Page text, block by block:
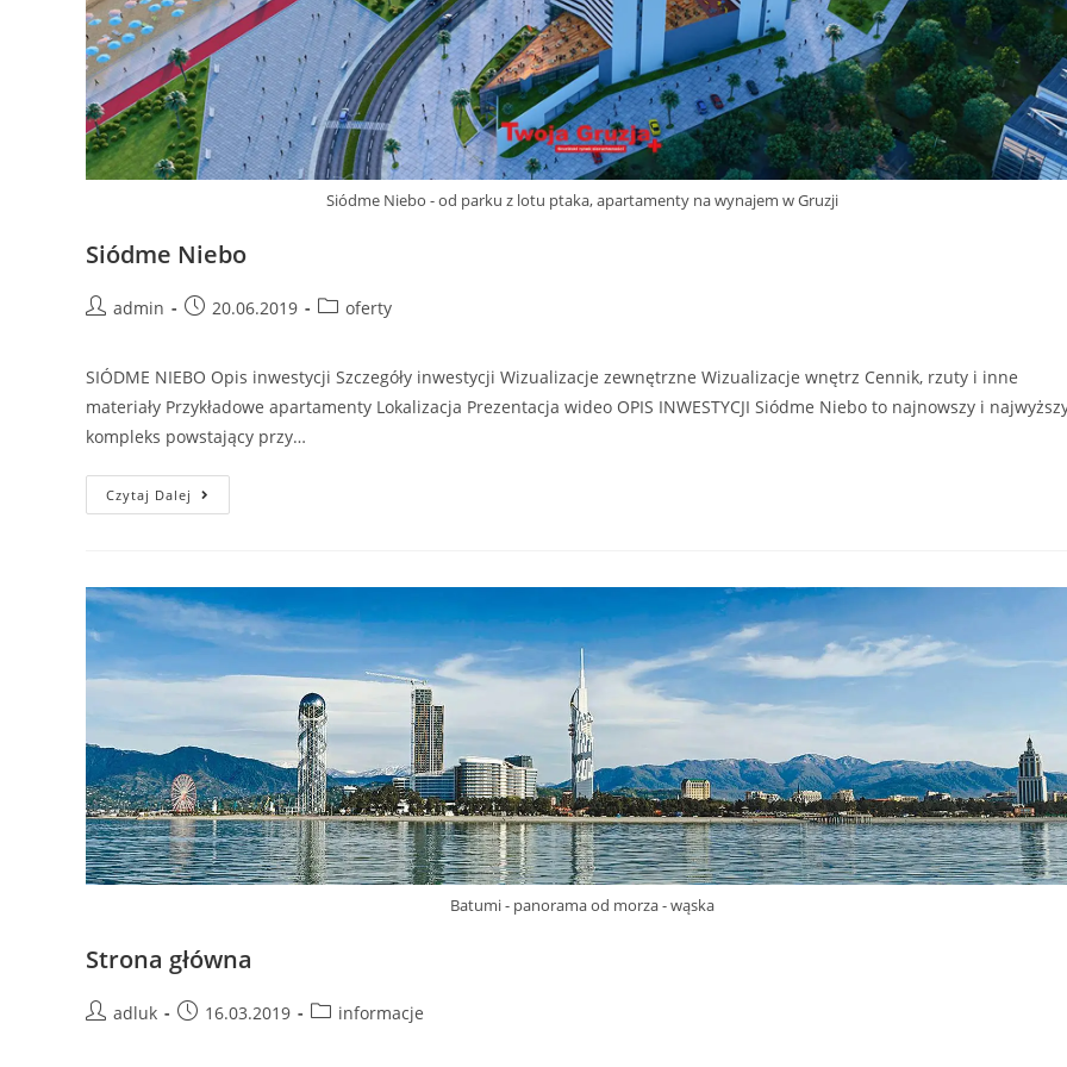
Siódme Niebo - od parku z lotu ptaka, apartamenty na wynajem w Gruzji
Siódme Niebo
Postadmin
Post20.06.2019
Postoferty
SIÓDME NIEBO Opis inwestycji Szczegóły inwestycji Wizualizacje zewnętrzne Wizualizacje wnętrz Cennik, rzuty i inne
materiały Przykładowe apartamenty Lokalizacja Prezentacja wideo OPIS INWESTYCJI Siódme Niebo to najnowszy i
kompleks powstający przy…
Czytaj Dalej Siódme
Niebo
Batumi - panorama od morza - wąska
Strona główna
Postadluk
Post16.03.2019
Postinformacje